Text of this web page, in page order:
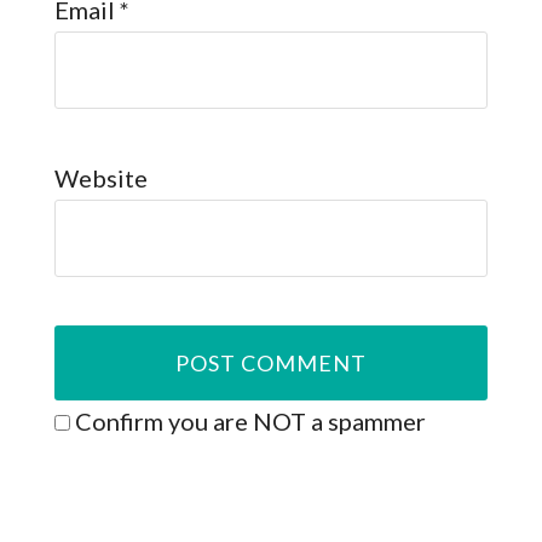
Email *
Website
Confirm you are NOT a spammer